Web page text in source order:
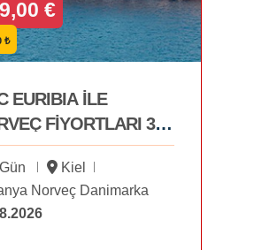
€
₺
EURIBIA İLE
FİYORTLARI 30
Kiel
Norveç Danimarka